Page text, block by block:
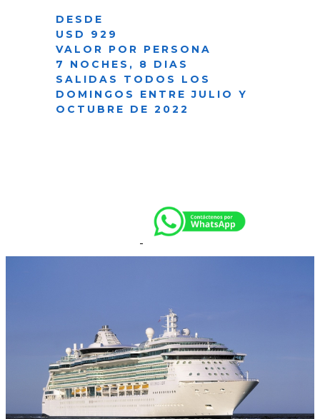
DESDE
USD 929
VALOR POR PERSONA
7 NOCHES, 8 DIAS
SALIDAS TODOS LOS
DOMINGOS ENTRE JULIO Y
OCTUBRE DE 2022